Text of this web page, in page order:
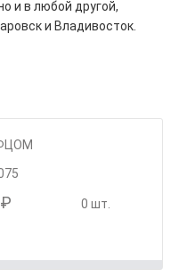
и в любой другой,
и Владивосток.
0 шт.